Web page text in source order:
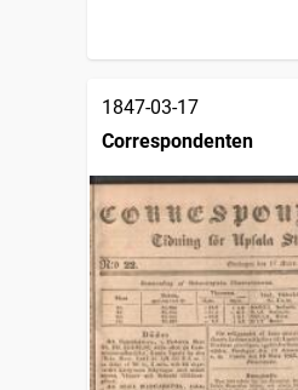
1847-03-17
Correspondenten